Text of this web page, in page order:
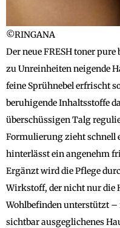
©RINGANA
Der neue FRESH toner
zu Unreinheiten neigende
feine Sprühnebel erfrischt
beruhigende Inhaltsstoffe
überschüssigen Talg
Formulierung zieht schnell
hinterlässt ein angenehm
Ergänzt wird die Pflege
Wirkstoff, der nicht nur die
Wohlbefinden unterstützt
sichtbar ausgeglichenes